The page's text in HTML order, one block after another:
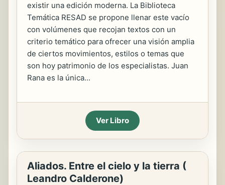
existir una edición moderna. La Biblioteca
Temática RESAD se propone llenar este vacío
con volúmenes que recojan textos con un
criterio temático para ofrecer una visión amplia
de ciertos movimientos, estilos o temas que
son hoy patrimonio de los especialistas. Juan
Rana es la única...
Ver Libro
Aliados. Entre el cielo y la tierra (
Leandro Calderone)